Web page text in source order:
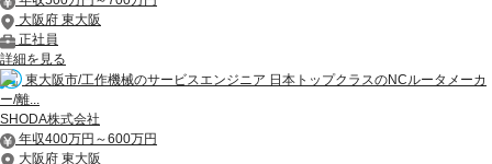
大阪府 東大阪
正社員
詳細を見る
東大阪市/工作機械のサービスエンジニア 日本トップクラスのNCルータメーカ
ー/離...
SHODA株式会社
年収400万円～600万円
大阪府 東大阪